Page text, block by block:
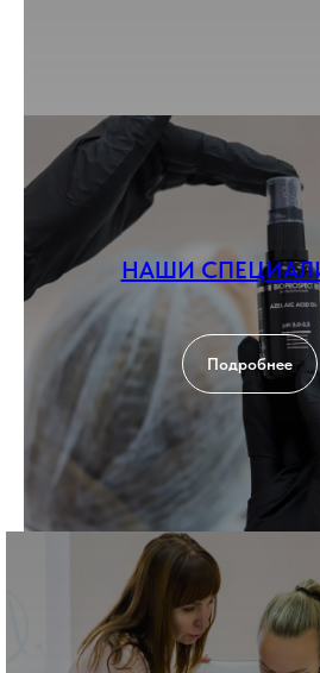
НАШИ
Подробнее